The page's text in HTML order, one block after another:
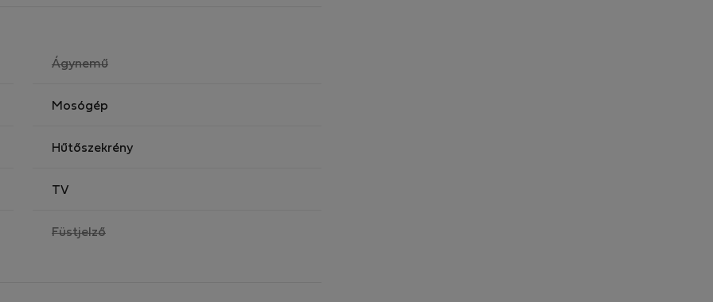
Ágynemű,
Mosógép
Hűtőszekrény
TV
Füstjelző,